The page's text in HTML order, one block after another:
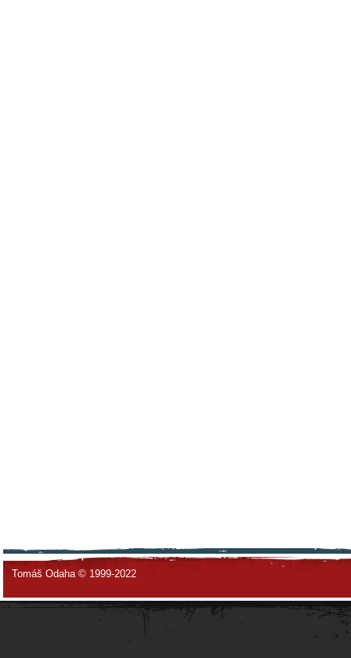
Tomáš Odaha © 1999-2022